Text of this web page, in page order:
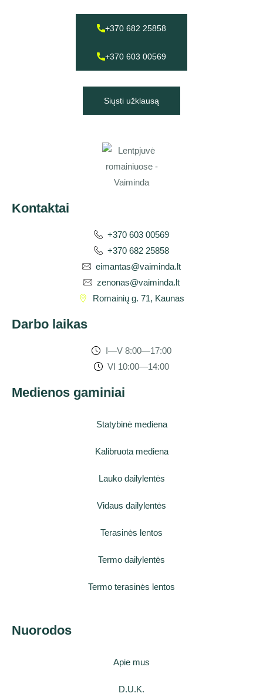
+370 682 25858
+370 603 00569
Siųsti užklausą
Kontaktai
+370 603 00569
+370 682 25858
eimantas@vaiminda.lt
zenonas@vaiminda.lt
Romainių g. 71, Kaunas
Darbo laikas
I—V 8:00—17:00
VI 10:00—14:00
Medienos gaminiai
Statybinė mediena
Kalibruota mediena
Lauko dailylentės
Vidaus dailylentės
Terasinės lentos
Termo dailylentės
Termo terasinės lentos
Nuorodos
Apie mus
D.U.K.